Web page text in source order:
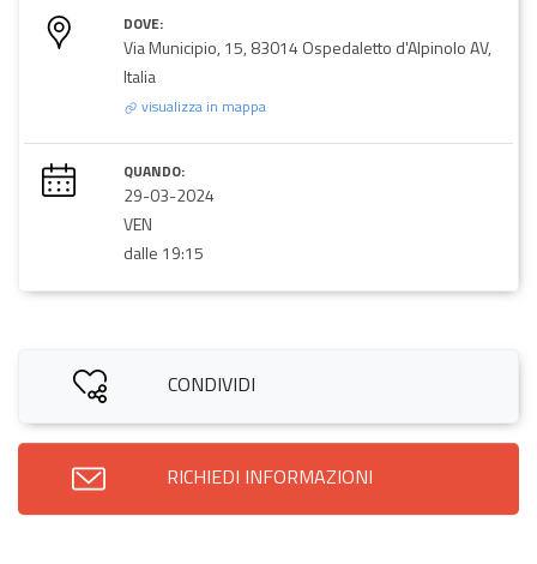
DOVE:
Via Municipio, 15, 83014 Ospedaletto d'Alpinolo AV,
Italia
visualizza in mappa
QUANDO:
29-03-2024
VEN
dalle 19:15
CONDIVIDI
RICHIEDI INFORMAZIONI